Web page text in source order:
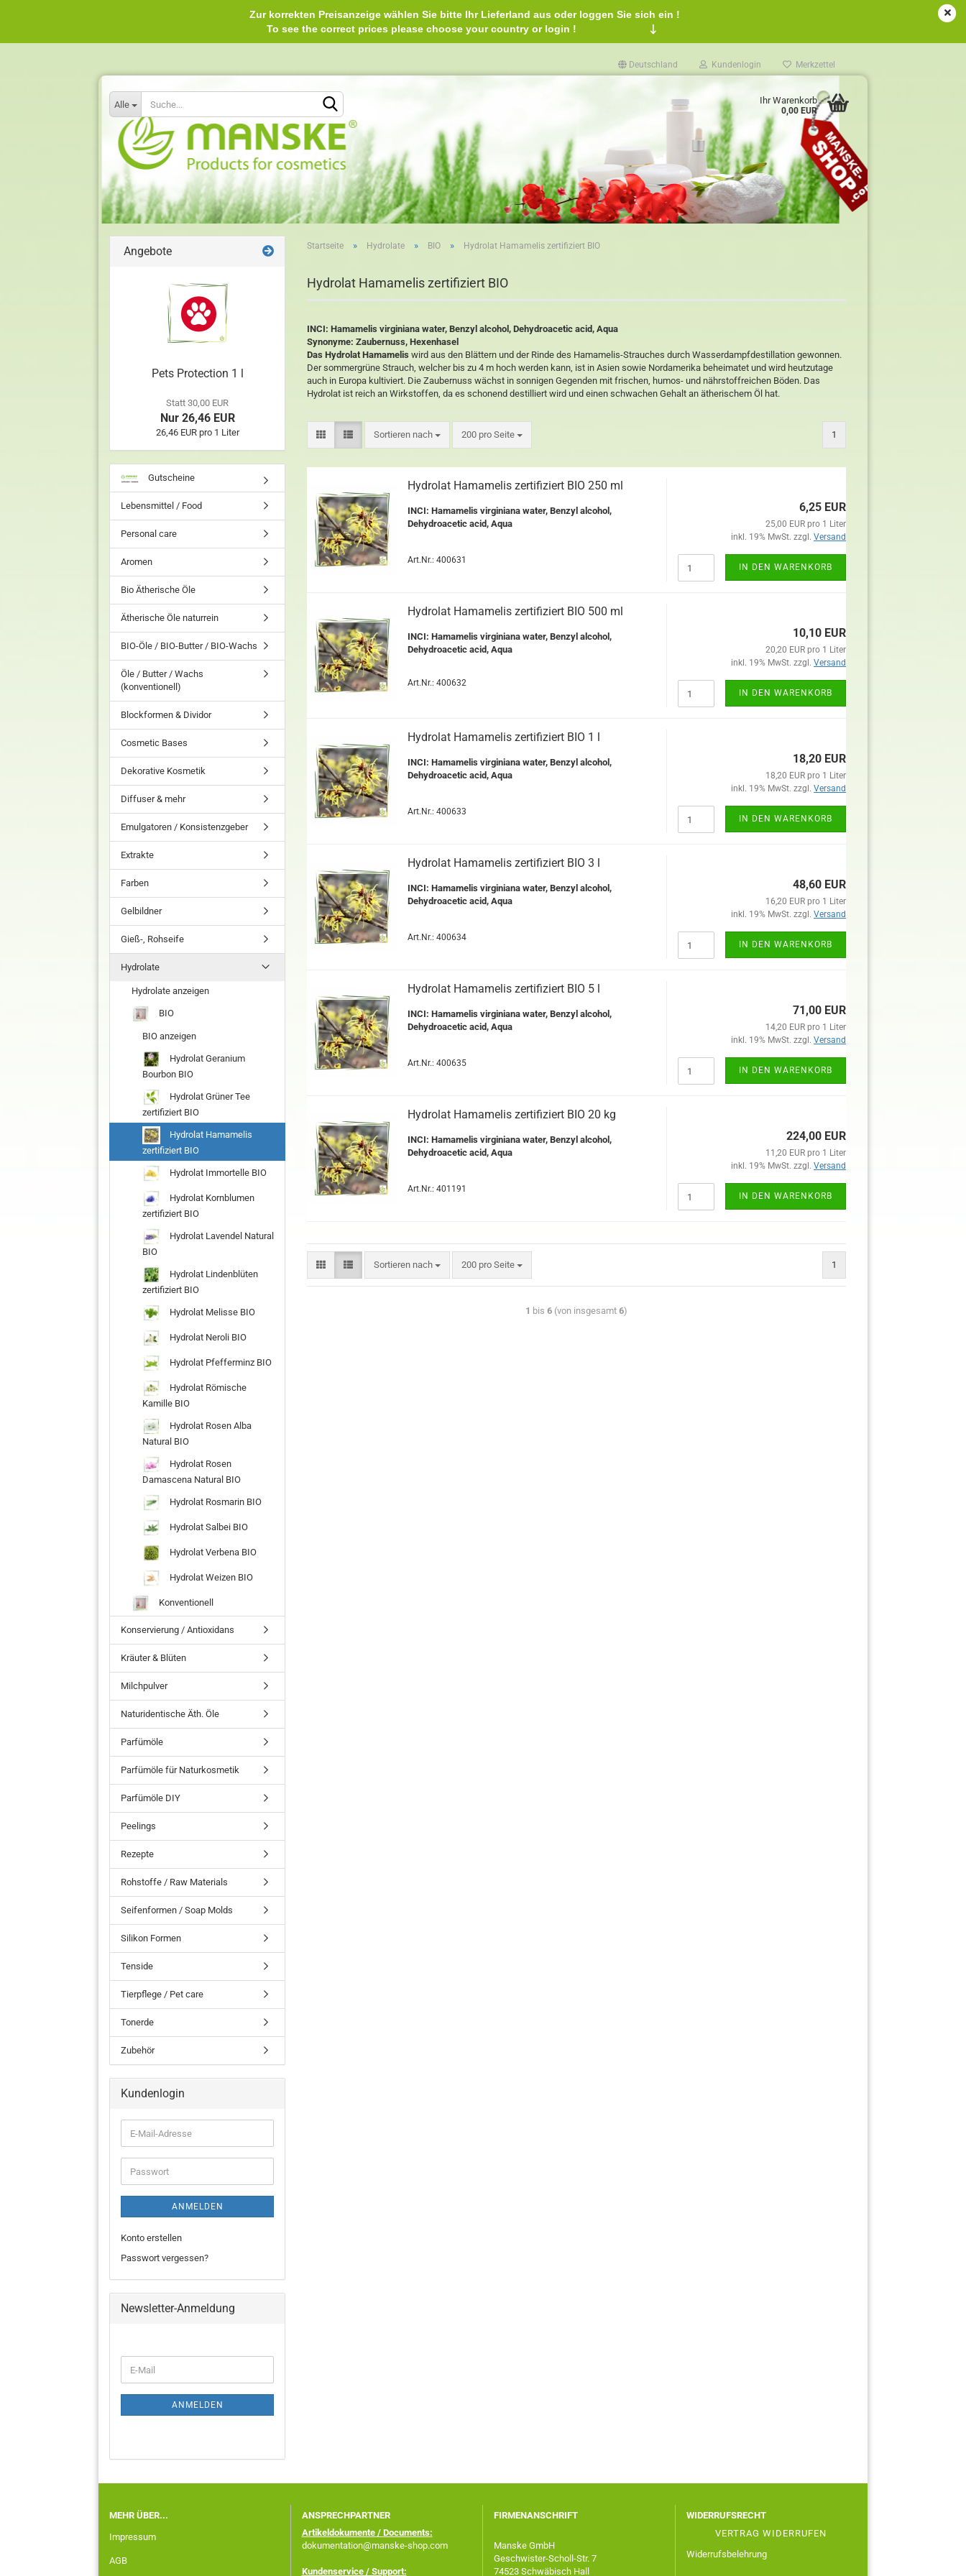
Deutschland Kundenlogin Merkzettel
Alle Ihr Warenkorb
0,00 EUR
Zur korrekten Preisanzeige wählen Sie bitte Ihr Lieferland aus oder loggen Sie sich ein !
To see the correct prices please choose your country or login !
↓
Startseite » Hydrolate » BIO » Hydrolat Hamamelis zertifiziert BIO
Hydrolat Hamamelis zertifiziert BIO
INCI: Hamamelis virginiana water, Benzyl alcohol, Dehydroacetic acid, Aqua
Synonyme: Zaubernuss, Hexenhasel
Das Hydrolat Hamamelis wird aus den Blättern und der Rinde des Hamamelis-Strauches durch Wasserdampfdestillation gewonnen.
Der sommergrüne Strauch, welcher bis zu 4 m hoch werden kann, ist in Asien sowie Nordamerika beheimatet und wird heutzutage
auch in Europa kultiviert. Die Zaubernuss wächst in sonnigen Gegenden mit frischen, humos- und nährstoffreichen Böden. Das
Hydrolat ist reich an Wirkstoffen, da es schonend destilliert wird und einen schwachen Gehalt an ätherischem Öl hat.
Sortieren nach 200 pro Seite 1
Hydrolat Hamamelis zertifiziert BIO 250 ml
INCI: Hamamelis virginiana water, Benzyl alcohol,
Dehydroacetic acid, Aqua
Art.Nr.: 400631
6,25 EUR
25,00 EUR pro 1 Liter
inkl. 19% MwSt. zzgl. Versand
IN DEN WARENKORB
Hydrolat Hamamelis zertifiziert BIO 500 ml
INCI: Hamamelis virginiana water, Benzyl alcohol,
Dehydroacetic acid, Aqua
Art.Nr.: 400632
10,10 EUR
20,20 EUR pro 1 Liter
inkl. 19% MwSt. zzgl. Versand
IN DEN WARENKORB
Hydrolat Hamamelis zertifiziert BIO 1 l
INCI: Hamamelis virginiana water, Benzyl alcohol,
Dehydroacetic acid, Aqua
Art.Nr.: 400633
18,20 EUR
18,20 EUR pro 1 Liter
inkl. 19% MwSt. zzgl. Versand
IN DEN WARENKORB
Hydrolat Hamamelis zertifiziert BIO 3 l
INCI: Hamamelis virginiana water, Benzyl alcohol,
Dehydroacetic acid, Aqua
Art.Nr.: 400634
48,60 EUR
16,20 EUR pro 1 Liter
inkl. 19% MwSt. zzgl. Versand
IN DEN WARENKORB
Hydrolat Hamamelis zertifiziert BIO 5 l
INCI: Hamamelis virginiana water, Benzyl alcohol,
Dehydroacetic acid, Aqua
Art.Nr.: 400635
71,00 EUR
14,20 EUR pro 1 Liter
inkl. 19% MwSt. zzgl. Versand
IN DEN WARENKORB
Hydrolat Hamamelis zertifiziert BIO 20 kg
INCI: Hamamelis virginiana water, Benzyl alcohol,
Dehydroacetic acid, Aqua
Art.Nr.: 401191
224,00 EUR
11,20 EUR pro 1 Liter
inkl. 19% MwSt. zzgl. Versand
IN DEN WARENKORB
Sortieren nach 200 pro Seite 1
1 bis 6 (von insgesamt 6)
Angebote
Pets Protection 1 l
Statt 30,00 EUR
Nur 26,46 EUR
26,46 EUR pro 1 Liter
Gutscheine
Lebensmittel / Food
Personal care
Aromen
Bio Ätherische Öle
Ätherische Öle naturrein
BIO-Öle / BIO-Butter / BIO-Wachs
Öle / Butter / Wachs
(konventionell)
Blockformen & Dividor
Cosmetic Bases
Dekorative Kosmetik
Diffuser & mehr
Emulgatoren / Konsistenzgeber
Extrakte
Farben
Gelbildner
Gieß-, Rohseife
Hydrolate
Hydrolate anzeigen
BIO
BIO anzeigen
Hydrolat Geranium
Bourbon BIO
Hydrolat Grüner Tee
zertifiziert BIO
Hydrolat Hamamelis
zertifiziert BIO
Hydrolat Immortelle BIO
Hydrolat Kornblumen
zertifiziert BIO
Hydrolat Lavendel Natural
BIO
Hydrolat Lindenblüten
zertifiziert BIO
Hydrolat Melisse BIO
Hydrolat Neroli BIO
Hydrolat Pfefferminz BIO
Hydrolat Römische
Kamille BIO
Hydrolat Rosen Alba
Natural BIO
Hydrolat Rosen
Damascena Natural BIO
Hydrolat Rosmarin BIO
Hydrolat Salbei BIO
Hydrolat Verbena BIO
Hydrolat Weizen BIO
Konventionell
Konservierung / Antioxidans
Kräuter & Blüten
Milchpulver
Naturidentische Äth. Öle
Parfümöle
Parfümöle für Naturkosmetik
Parfümöle DIY
Peelings
Rezepte
Rohstoffe / Raw Materials
Seifenformen / Soap Molds
Silikon Formen
Tenside
Tierpflege / Pet care
Tonerde
Zubehör
Kundenlogin
ANMELDEN
Konto erstellen
Passwort vergessen?
Newsletter-Anmeldung
ANMELDEN
MEHR ÜBER...
Impressum
AGB
ANSPRECHPARTNER
Artikeldokumente / Documents:
dokumentation@manske-shop.com
Kundenservice / Support:
FIRMENANSCHRIFT
Manske GmbH
Geschwister-Scholl-Str. 7
74523 Schwäbisch Hall
WIDERRUFSRECHT
VERTRAG WIDERRUFEN
Widerrufsbelehrung